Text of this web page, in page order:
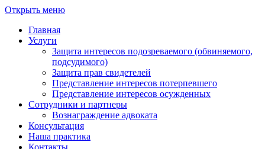
Открыть меню
Главная
Услуги
Защита интересов подозреваемого (обвиняемого,
подсудимого)
Защита прав свидетелей
Представление интересов потерпевшего
Представление интересов осужденных
Сотрудники и партнеры
Вознаграждение адвоката
Консультация
Наша практика
Контакты